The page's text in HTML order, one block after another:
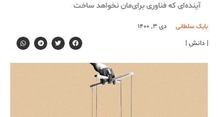
آینده‌ای که فناوری برای‌مان نخواهد ساخت
بابک سلطانی دی ۳, ۱۴۰۰
| دانش |